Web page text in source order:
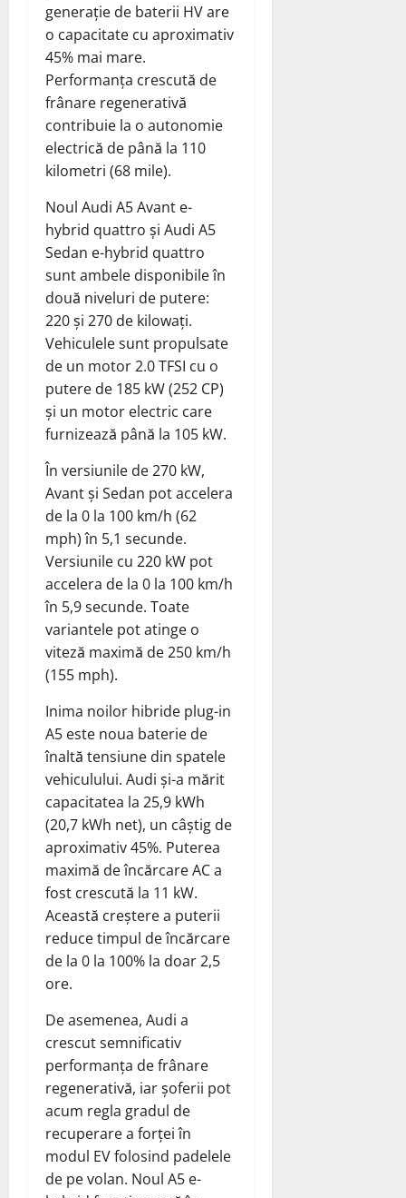
generație de baterii HV are
o capacitate cu aproximativ
45% mai mare.
Performanța crescută de
frânare regenerativă
contribuie la o autonomie
electrică de până la 110
kilometri (68 mile).
Noul Audi A5 Avant e-
hybrid quattro și Audi A5
Sedan e-hybrid quattro
sunt ambele disponibile în
două niveluri de putere:
220 și 270 de kilowați.
Vehiculele sunt propulsate
de un motor 2.0 TFSI cu o
putere de 185 kW (252 CP)
și un motor electric care
furnizează până la 105 kW.
În versiunile de 270 kW,
Avant și Sedan pot accelera
de la 0 la 100 km/h (62
mph) în 5,1 secunde.
Versiunile cu 220 kW pot
accelera de la 0 la 100 km/h
în 5,9 secunde. Toate
variantele pot atinge o
viteză maximă de 250 km/h
(155 mph).
Inima noilor hibride plug-in
A5 este noua baterie de
înaltă tensiune din spatele
vehiculului. Audi și-a mărit
capacitatea la 25,9 kWh
(20,7 kWh net), un câștig de
aproximativ 45%. Puterea
maximă de încărcare AC a
fost crescută la 11 kW.
Această creștere a puterii
reduce timpul de încărcare
de la 0 la 100% la doar 2,5
ore.
De asemenea, Audi a
crescut semnificativ
performanța de frânare
regenerativă, iar șoferii pot
acum regla gradul de
recuperare a forței în
modul EV folosind padelele
de pe volan. Noul A5 e-